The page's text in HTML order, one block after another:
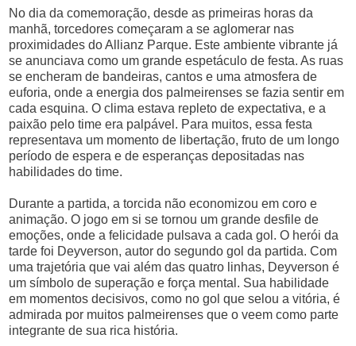
No dia da comemoração, desde as primeiras horas da
manhã, torcedores começaram a se aglomerar nas
proximidades do Allianz Parque. Este ambiente vibrante já
se anunciava como um grande espetáculo de festa. As ruas
se encheram de bandeiras, cantos e uma atmosfera de
euforia, onde a energia dos palmeirenses se fazia sentir em
cada esquina. O clima estava repleto de expectativa, e a
paixão pelo time era palpável. Para muitos, essa festa
representava um momento de libertação, fruto de um longo
período de espera e de esperanças depositadas nas
habilidades do time.
Durante a partida, a torcida não economizou em coro e
animação. O jogo em si se tornou um grande desfile de
emoções, onde a felicidade pulsava a cada gol. O herói da
tarde foi Deyverson, autor do segundo gol da partida. Com
uma trajetória que vai além das quatro linhas, Deyverson é
um símbolo de superação e força mental. Sua habilidade
em momentos decisivos, como no gol que selou a vitória, é
admirada por muitos palmeirenses que o veem como parte
integrante de sua rica história.